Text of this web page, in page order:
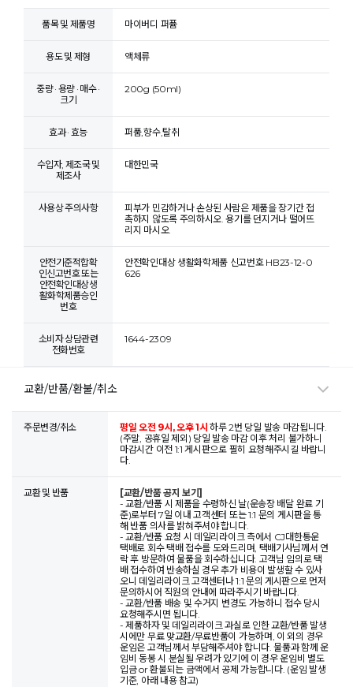
품목 및 제품명 마이버디 퍼퓸
용도 및 제형 액체류
중량 · 용량 · 매수 ·
크기
200g (50ml)
효과 · 효능 퍼품,향수,탈취
수입자, 제조국 및
제조사
대한민국
사용상 주의사항
피부가 민감하거나 손상된 사람은 제품을 장기간 접
촉하지 않도록 주의하시오. 용기를 던지거나 떨어뜨
리지 마시오.
안전기준적합확
인신고번호 또는
안전확인대상생
활화학제품승인
번호
안전확인대상 생활화학제품 신고번호 HB23-12-0
626
소비자 상담관련
전화번호
1644-2309
교환/반품/환불/취소
주문변경/취소 평일 오전 9시, 오후 1시하루 2번 당일 발송 마감됩니다.
(주말, 공휴일 제외) 당일 발송 마감 이후 처리 불가하니
마감시간 이전 1:1 게시판으로 필히 요청해주시길 바랍니
다.
교환 및 반품
[교환/반품 공지 보기]
- 교환/반품 시 제품을 수령하신 날(운송장 배달 완료 기
준)로부터 7일 이내 고객센터 또는 1:1 문의 게시판을 통
해 반품 의사를 밝혀주셔야 합니다.
- 교환/반품 요청 시 데일리라이크 측에서 CJ대한통운
택배로 회수 택배 접수를 도와드리며, 택배기사님께서 연
락 후 방문하여 물품을 회수하십니다. 고객님 임의로 택
배 접수하여 반송하실 경우 추가 비용이 발생할 수 있사
오니 데일리라이크 고객센터나 1:1 문의 게시판으로 먼저
문의하시어 직원의 안내에 따라주시기 바랍니다.
- 교환/반품 배송 및 수거지 변경도 가능하니 접수 당시
요청해주시면 됩니다.
- 제품하자 및 데일리라이크 과실로 인한 교환/반품 발생
시에만 무료 맞교환/무료반품이 가능하며, 이 외의 경우
운임은 고객님께서 부담해주셔야 합니다. 물품과 함께 운
임비 동봉 시 분실될 우려가 있기에 이 경우 운임비 별도
입금 or 환불되는 금액에서 공제 가능합니다. (운임 발생
기준, 아래 내용 참고)